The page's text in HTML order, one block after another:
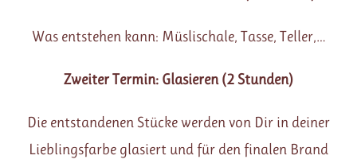
Was entstehen kann: Müslischale, Tasse, Teller,…
Zweiter Termin: Glasieren (2 Stunden)
Die entstandenen Stücke werden von Dir in deiner
Lieblingsfarbe glasiert und für den finalen Brand